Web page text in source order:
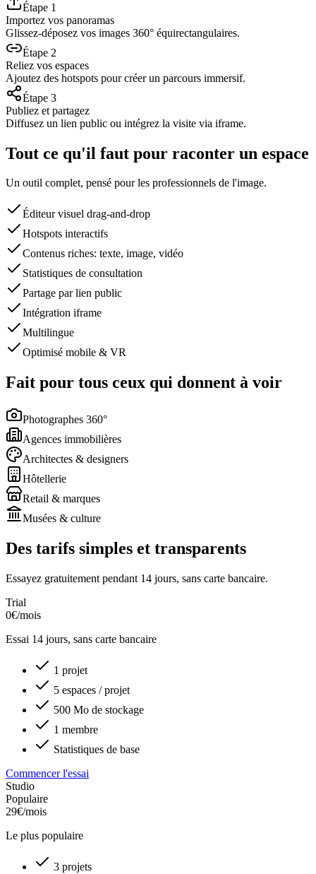
Étape 1
Importez vos panoramas
Glissez-déposez vos images 360° équirectangulaires.
Étape 2
Reliez vos espaces
Ajoutez des hotspots pour créer un parcours immersif.
Étape 3
Publiez et partagez
Diffusez un lien public ou intégrez la visite via iframe.
Tout ce qu'il faut pour raconter un espace
Un outil complet, pensé pour les professionnels de l'image.
Éditeur visuel drag-and-drop
Hotspots interactifs
Contenus riches: texte, image, vidéo
Statistiques de consultation
Partage par lien public
Intégration iframe
Multilingue
Optimisé mobile & VR
Fait pour tous ceux qui donnent à voir
Photographes 360°
Agences immobilières
Architectes & designers
Hôtellerie
Retail & marques
Musées & culture
Des tarifs simples et transparents
Essayez gratuitement pendant 14 jours, sans carte bancaire.
Trial
0€/mois
Essai 14 jours, sans carte bancaire
1 projet
5 espaces / projet
500 Mo de stockage
1 membre
Statistiques de base
Commencer l'essai
Studio
Populaire
29€/mois
Le plus populaire
3 projets